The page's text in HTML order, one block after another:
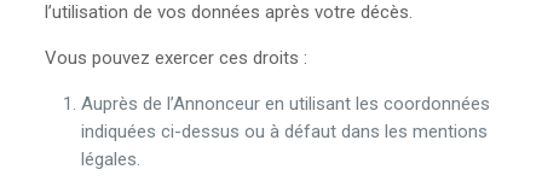
l’utilisation de vos données après votre décès.
Vous pouvez exercer ces droits :
Auprès de l’Annonceur en utilisant les coordonnées
indiquées ci-dessus ou à défaut dans les mentions
légales.